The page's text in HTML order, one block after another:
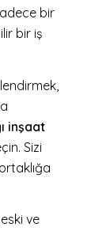
bir
bir iş
inşaat
Sizi
ve